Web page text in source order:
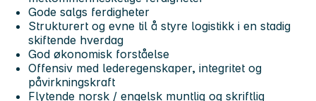
Gode salgs ferdigheter
Strukturert og evne til å styre logistikk i en stadig
skiftende hverdag
God økonomisk forståelse
Offensiv med lederegenskaper, integritet og
påvirkningskraft
Flytende norsk / engelsk muntlig og skriftlig